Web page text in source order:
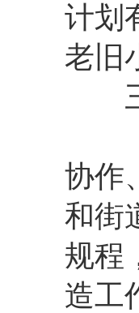
计划
老旧
协作
和街
规程
造工